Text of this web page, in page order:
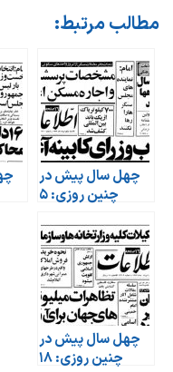
مطالب مرتبط:
چهل سال پیش در
چنین روزی: ۵
چهل سال پیش در
چنین روزی: ۱۸